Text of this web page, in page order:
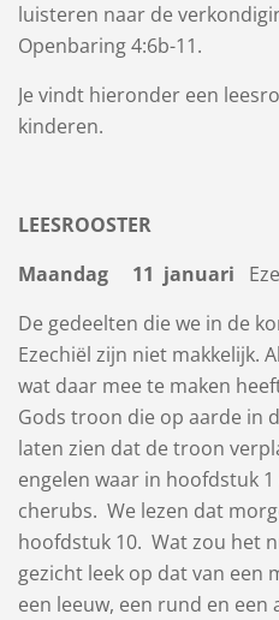
luisteren naar de
Openbaring 4:6b-11.
Je vindt hieronder een
kinderen.
LEESROOSTER
Maandag 11 januari
De gedeelten die we in de
Ezechiël zijn niet makkelijk.
wat daar mee te maken
Gods troon die op aarde in
laten zien dat de troon
engelen waar in hoofdstuk
cherubs. We lezen dat
hoofdstuk 10. Wat zou het
gezicht leek op dat van een
een leeuw, een rund en een